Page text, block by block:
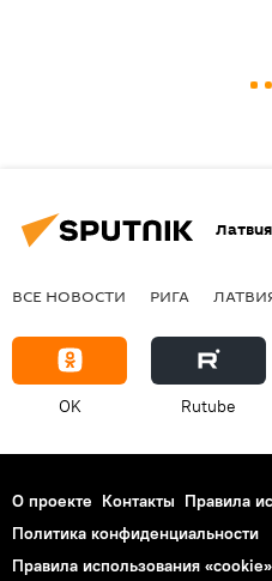
Латвия
ВСЕ НОВОСТИ РИГА
OK Rutube
О проекте Контакты Правила
Политика конфиденциальности
Правила использования «cookie»